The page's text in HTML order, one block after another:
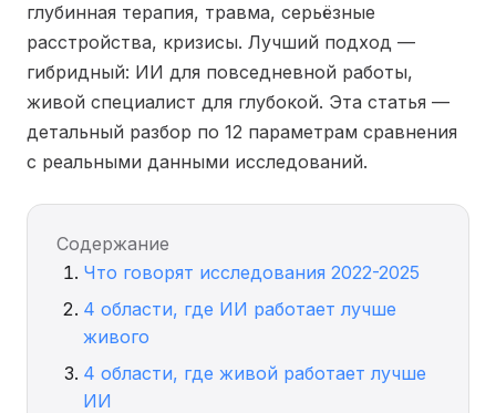
глубинная терапия, травма, серьёзные
расстройства, кризисы. Лучший подход —
гибридный: ИИ для повседневной работы,
живой специалист для глубокой. Эта статья —
детальный разбор по 12 параметрам сравнения
с реальными данными исследований.
Содержание
Что говорят исследования 2022-2025
4 области, где ИИ работает лучше
живого
4 области, где живой работает лучше
ИИ